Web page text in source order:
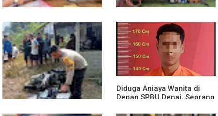
Diduga Jadi Korban
Penyebaran Foto Pribadi
dan Dicemarkan di TikTok,
AF Lapor ke Polda Sumut
Polsek Entikong Gelar Apel
Siaga Karhutla 2026, Sinergi
Lintas Sektor Cegah
Kebakaran Hutan dan Lahan
Diduga Aniaya Wanita di
Depan SPBU Denai, Seorang